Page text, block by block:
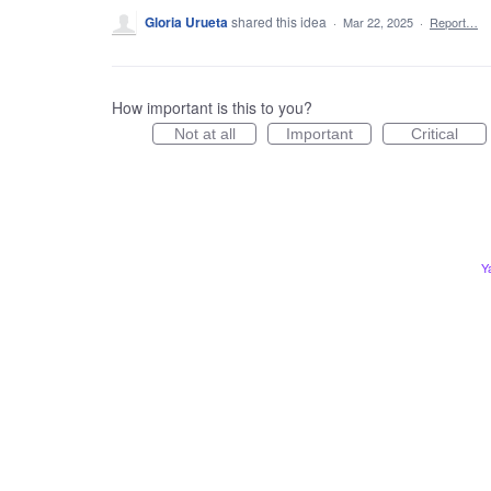
Gloria Uruetashared this idea · Mar 22, 2025 · Report…
How important is this to you?
Not at all Important Critical